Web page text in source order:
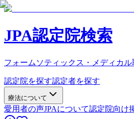
JPA認定院検索
フォームソティックス・メディカ
認定院を探す認定者を探す
療法について
愛用者の声JPAについて認定院向け